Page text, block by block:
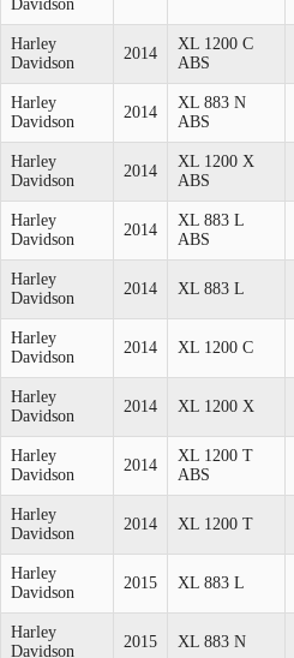
Davidson
Harley
Davidson
2014
XL 1200 C
ABS
Harley
Davidson
2014
XL 883 N
ABS
Harley
Davidson
2014
XL 1200 X
ABS
Harley
Davidson
2014
XL 883 L
ABS
Harley
Davidson
2014 XL 883 L
Harley
Davidson
2014 XL 1200 C
Harley
Davidson
2014 XL 1200 X
Harley
Davidson
2014
XL 1200 T
ABS
Harley
Davidson
2014 XL 1200 T
Harley
Davidson
2015 XL 883 L
Harley
Davidson
2015 XL 883 N